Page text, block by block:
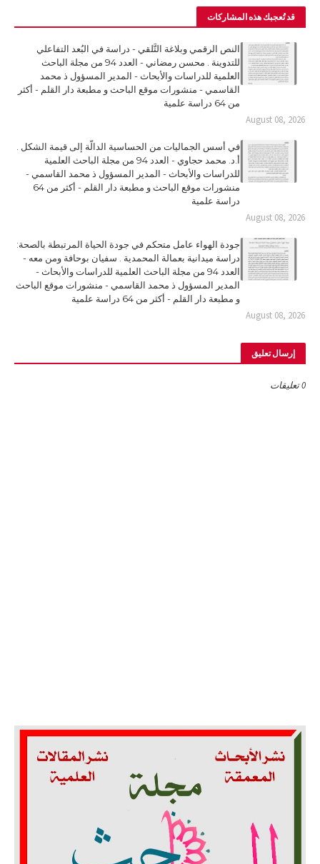
قد تُعجبك هذه المشاركات
النص الرقمي وبلاغة التَّلقي - دراسة في البُعد التفاعلي
للتدوينة . محسن رمضاني - العدد 94 من مجلة الباحث
العلمية للدراسات والأبحاث - المدير المسؤول ذ محمد
القاسمي - منشورات موقع الباحث و مطبعة دار القلم - أكثر
من 64 دراسة علمية
August 08, 2026
في أسس الجماليات من الحساسية الدالّة إلى قيمة الشكل .
أ.د. محمد حجاوي - العدد 94 من مجلة الباحث العلمية
للدراسات والأبحاث - المدير المسؤول ذ محمد القاسمي -
منشورات موقع الباحث و مطبعة دار القلم - أكثر من 64
دراسة علمية
August 08, 2026
جودة الهواء عامل متحكم في جودة الحياة المرتبطة بالصحة:
دراسة ميدانية بعمالة المحمدية . سفيان بوحافة ومن معه -
العدد 94 من مجلة الباحث العلمية للدراسات والأبحاث -
المدير المسؤول ذ محمد القاسمي - منشورات موقع الباحث
و مطبعة دار القلم - أكثر من 64 دراسة علمية
August 08, 2026
إرسال تعليق
0 تعليقات